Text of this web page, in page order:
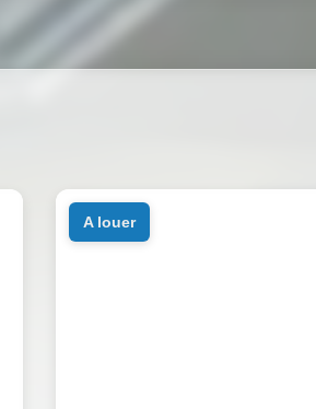
a louer